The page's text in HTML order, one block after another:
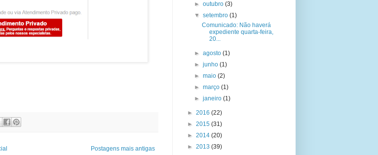
Postagens mais antigas
►outubro(3)
▼setembro(1)
Comunicado: Não haverá
expediente quarta-feira,
20...
►agosto(1)
►junho(1)
►maio(2)
►março(1)
►janeiro(1)
► 2016 (22)
► 2015 (31)
► 2014 (20)
► 2013 (39)